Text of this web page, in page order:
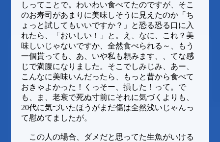
しってことで。わいわい食べてたのですが、そこ
のお寿司があまりに美味しそうに見えたのか「ち
ょっと試してもいいですか？」と恐る恐る口に入
れたら、「おいしい！」と。え、なに、これ？美
味しいじゃないですか、全然食べられる～、もう
一個貰っても、あ、いや私も頼みます、、てな感
じで満腹になりました。そこでしみじみ、あー、
こんなに美味いんだったら、もっと昔から食べて
おきゃよかった！くっそー、損した！って。で
も、ま、老衰で死ぬ寸前にそれに気づくよりも、
20代に気づいたほうがまだ傷は全然浅いじゃんっ
て慰めてましたが。
この人の場合、ダメだと思ってた生魚がいける